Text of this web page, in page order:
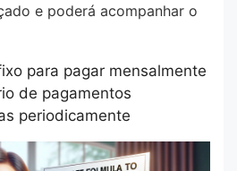
e poderá acompanhar o
para pagar mensalmente
de pagamentos
periodicamente